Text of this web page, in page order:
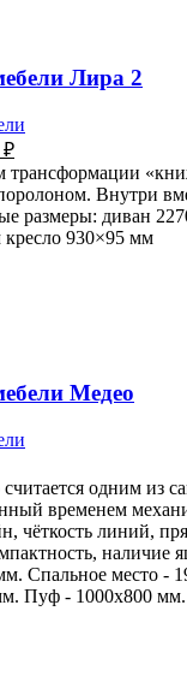
Лира 2
₽
трансформации
Внутри
размеры: диван
930×95 мм
Медео
одним из
временем
чёткость линий,
наличие
Спальное место -
Пуф - 1000х800 мм.